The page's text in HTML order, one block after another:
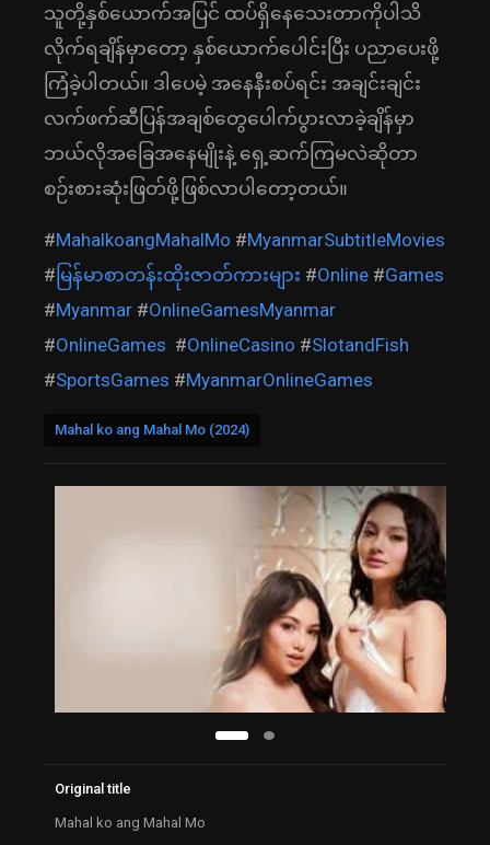
သူတို့နှစ်ယောက်အပြင် ထပ်ရှိနေသေးတာကိုပါသိ
လိုက်ရချိန်မှာတော့ နှစ်ယောက်ပေါင်းပြီး ပညာပေးဖို့
ကြံခဲ့ပါတယ်။ ဒါပေမဲ့ အနေနီးစပ်ရင်း အချင်းချင်း
လက်ဖက်ဆီပြန်အချစ်တွေပေါက်ပွားလာခဲ့ချိန်မှာ
ဘယ်လိုအခြေအနေမျိုးနဲ့ ရှေ့ဆက်ကြမလဲဆိုတာ
စဉ်းစားဆုံးဖြတ်ဖို့ဖြစ်လာပါတော့တယ်။
#MahalkoangMahalMo #MyanmarSubtitleMovies
# မြန်မာစာတန်းထိုးဇာတ်ကားများ #Online #Games
#Myanmar #OnlineGamesMyanmar
#OnlineGames #OnlineCasino #SlotandFish
#SportsGames #MyanmarOnlineGames
Mahal ko ang Mahal Mo (2024)
Original title
Mahal ko ang Mahal Mo